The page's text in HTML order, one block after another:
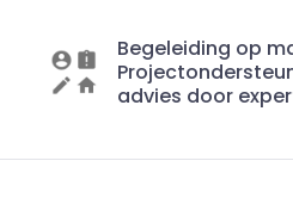
Begeleiding op
advies door